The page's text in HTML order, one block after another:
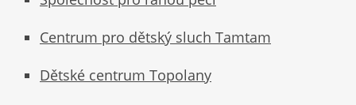
Centrum pro dětský sluch Tamtam
Dětské centrum Topolany